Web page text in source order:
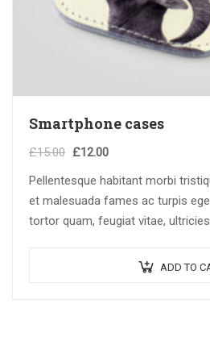
Smartphone cases
£15.00 Original
was:
£12.00Current
Pellentesque habitant morbi
et malesuada fames ac turpis
tortor quam, feugiat vitae,
ADD TO